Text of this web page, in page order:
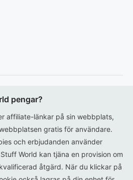
pengar?
affiliate-länkar på sin webbplats,
gratis för användare.
och erbjudanden använder
World kan tjäna en provision om
åtgärd. När du klickar på